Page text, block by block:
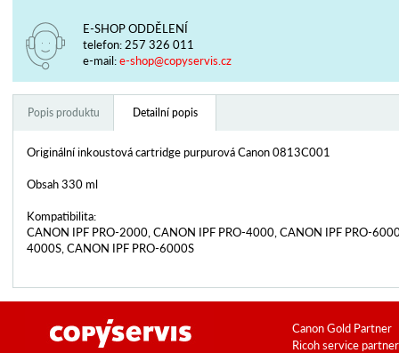
E-SHOP ODDĚLENÍ
telefon: 257 326 011
e-mail:e-shop@copyservis.cz
Popis produktu Detailní popis
Originální inkoustová cartridge purpurová Canon 0813C001
Obsah 330 ml
Kompatibilita:
CANON IPF PRO-2000, CANON IPF PRO-4000, CANON IPF PRO-
4000S, CANON IPF PRO-6000S
Canon Gold Partner
Ricoh service partner